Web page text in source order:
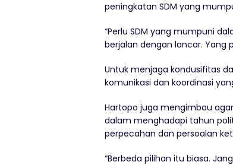
peningkatan SDM yang
“Perlu SDM yang mumpuni
berjalan dengan lancar. Yang
Untuk menjaga kondusifitas
komunikasi dan koordinasi
Hartopo juga mengimbau
dalam menghadapi tahun
perpecahan dan persoalan
“Berbeda pilihan itu biasa.